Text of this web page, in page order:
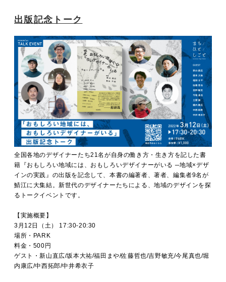
出版記念トーク
全国各地のデザイナーたち21名が自身の働き方・生き方を記した書
籍『おもしろい地域には、おもしろいデザイナーがいる ─地域×デザ
インの実践』の出版を記念して、本書の編著者、著者、編集者9名が
鯖江に大集結。新世代のデザイナーたちによる、地域のデザインを探
るトークイベントです。
【実施概要】
3月12日（土） 17:30-20:30
場所・PARK
料金・500円
ゲスト・新山直広/坂本大祐/福田まや/佐藤哲也/吉野敏充/今尾真也/堀
内康広/中西拓郎/中井希衣子